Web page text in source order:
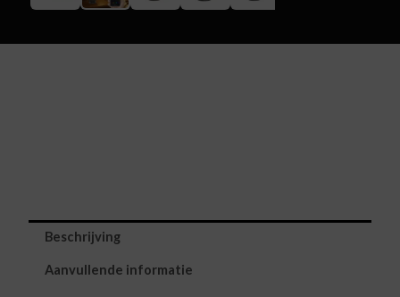
Beschrijving
Aanvullende informatie